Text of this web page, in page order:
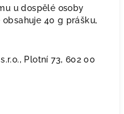
u dospělé osoby
40 g prášku,
Plotní 73, 602 00